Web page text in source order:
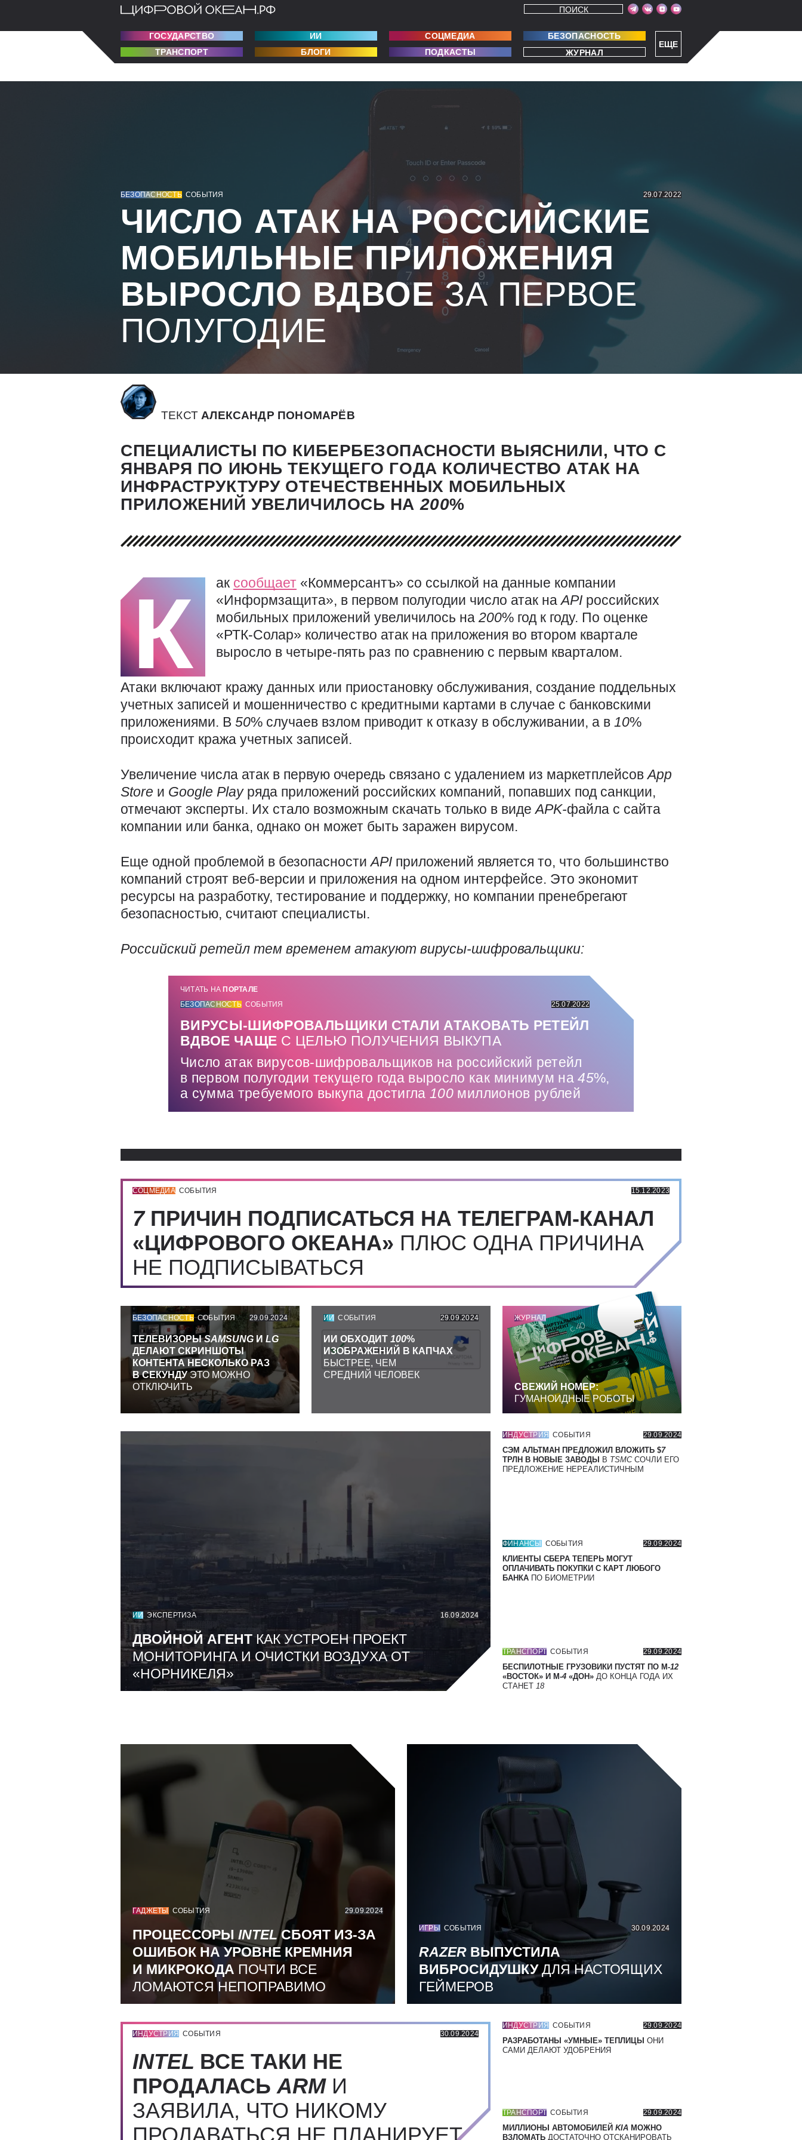
ЕЩЕ
ПОИСК
ГОСУДАРСТВО ИИ СОЦМЕДИА
БЕЗОПАСНОСТЬ
ТРАНСПОРТ
БЛОГИ ПОДКАСТЫ ЖУРНАЛ
БЕЗОПАСНОСТЬ СОБЫТИЯ 29.07.2022
ЧИСЛО АТАК НА РОССИЙСКИЕ
МОБИЛЬНЫЕ ПРИЛОЖЕНИЯ
ВЫРОСЛО ВДВОЕЗА ПЕРВОЕ
ПОЛУГОДИЕ
ТЕКСТ АЛЕКСАНДР ПОНОМАРЁВ
СПЕЦИАЛИСТЫ ПО КИБЕРБЕЗОПАСНОСТИ ВЫЯСНИЛИ, ЧТО С
ЯНВАРЯ ПО ИЮНЬ ТЕКУЩЕГО ГОДА КОЛИЧЕСТВО АТАК НА
ИНФРАСТРУКТУРУ ОТЕЧЕСТВЕННЫХ МОБИЛЬНЫХ
ПРИЛОЖЕНИЙ УВЕЛИЧИЛОСЬ НА200%
К ак сообщает «Коммерсантъ» со ссылкой на данные компании
«Информзащита», в первом полугодии число атак наAPI российских
мобильных приложений увеличилось на 200% год к году. По оценке
«РТК-Солар» количество атак на приложения во втором квартале
выросло в четыре-пять раз по сравнению с первым кварталом.
Атаки включают кражу данных или приостановку обслуживания, создание поддельных
учетных записей и мошенничество с кредитными картами в случае с банковскими
приложениями. В 50% случаев взлом приводит к отказу в обслуживании, а в 10%
происходит кража учетных записей.
Увеличение числа атак в первую очередь связано с удалением из маркетплейсовApp
Store и Google Play ряда приложений российских компаний, попавших под санкции,
отмечают эксперты. Их стало возможным скачать только в видеAPK-файла с сайта
компании или банка, однако он может быть заражен вирусом.
Еще одной проблемой в безопасностиAPI приложений является то, что большинство
компаний строят веб-версии и приложения на одном интерфейсе. Это экономит
ресурсы на разработку, тестирование и поддержку, но компании пренебрегают
безопасностью, считают специалисты.
Российский ретейл тем временем атакуют вирусы-шифровальщики:
ЧИТАТЬ НА ПОРТАЛЕ
БЕЗОПАСНОСТЬ СОБЫТИЯ 25.07.2022
ВИРУСЫ-ШИФРОВАЛЬЩИКИ СТАЛИ АТАКОВАТЬ РЕТЕЙЛ
ВДВОЕ ЧАЩЕ С ЦЕЛЬЮ ПОЛУЧЕНИЯ ВЫКУПА
Число атак вирусов-шифровальщиков на российский ретейл
в первом полугодии текущего года выросло как минимум на45%,
а сумма требуемого выкупа достигла 100 миллионов рублей
СОЦМЕДИА СОБЫТИЯ 15.12.2023
7 ПРИЧИН ПОДПИСАТЬСЯ НА ТЕЛЕГРАМ-КАНАЛ
«ЦИФРОВОГО ОКЕАНА» ПЛЮС ОДНА ПРИЧИНА
НЕ ПОДПИСЫВАТЬСЯ
БЕЗОПАСНОСТЬ СОБЫТИЯ 29.09.2024
ТЕЛЕВИЗОРЫSAMSUNG И LG
ДЕЛАЮТ СКРИНШОТЫ
КОНТЕНТА НЕСКОЛЬКО РАЗ
В СЕКУНДУЭТО МОЖНО
ОТКЛЮЧИТЬ
ИИ СОБЫТИЯ 29.09.2024
ИИ ОБХОДИТ 100%
ИЗОБРАЖЕНИЙ В КАПЧАХ
БЫСТРЕЕ, ЧЕМ
СРЕДНИЙ ЧЕЛОВЕК
ЖУРНАЛ
СВЕЖИЙ НОМЕР:
ГУМАНОИДНЫЕ РОБОТЫ
ИИ ЭКСПЕРТИЗА 16.09.2024
ДВОЙНОЙ АГЕНТКАК УСТРОЕН ПРОЕКТ
МОНИТОРИНГА И ОЧИСТКИ ВОЗДУХА ОТ
«НОРНИКЕЛЯ»
ИНДУСТРИЯ СОБЫТИЯ 29.09.2024
СЭМ АЛЬТМАН ПРЕДЛОЖИЛ ВЛОЖИТЬ $7
ТРЛН В НОВЫЕ ЗАВОДЫ
В TSMC СОЧЛИ ЕГО
ПРЕДЛОЖЕНИЕ НЕРЕАЛИСТИЧНЫМ
ФИНАНСЫ СОБЫТИЯ 29.09.2024
КЛИЕНТЫ СБЕРА ТЕПЕРЬ МОГУТ
ОПЛАЧИВАТЬ ПОКУПКИ С КАРТ ЛЮБОГО
БАНКА ПО БИОМЕТРИИ
ТРАНСПОРТ СОБЫТИЯ 29.09.2024
БЕСПИЛОТНЫЕ ГРУЗОВИКИ ПУСТЯТ ПО М-12
«ВОСТОК» И М-4 «ДОН» ДО КОНЦА ГОДА ИХ
СТАНЕТ 18
ГАДЖЕТЫ СОБЫТИЯ 29.09.2024
ПРОЦЕССОРЫ INTELСБОЯТ ИЗ-ЗА
ОШИБОК НА УРОВНЕ КРЕМНИЯ
И МИКРОКОДА ПОЧТИ ВСЕ
ЛОМАЮТСЯ НЕПОПРАВИМО
ИГРЫ СОБЫТИЯ 30.09.2024
RAZER ВЫПУСТИЛА
ВИБРОСИДУШКУДЛЯ НАСТОЯЩИХ
ГЕЙМЕРОВ
ИНДУСТРИЯ СОБЫТИЯ 30.09.2024
INTEL ВСЕ ТАКИ НЕ
ПРОДАЛАСЬ ARMИ
ЗАЯВИЛА, ЧТО НИКОМУ
ПРОДАВАТЬСЯ НЕ ПЛАНИРУЕТ
ИНДУСТРИЯ СОБЫТИЯ 29.09.2024
РАЗРАБОТАНЫ «УМНЫЕ» ТЕПЛИЦЫ ОНИ
САМИ ДЕЛАЮТ УДОБРЕНИЯ
ТРАНСПОРТ СОБЫТИЯ 29.09.2024
МИЛЛИОНЫ АВТОМОБИЛЕЙ KIA МОЖНО
ВЗЛОМАТЬ ДОСТАТОЧНО ОТСКАНИРОВАТЬ